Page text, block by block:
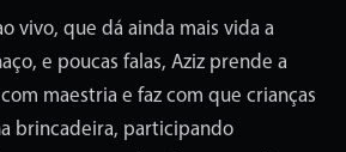
vivo, que dá ainda mais vida a
e poucas falas, Aziz prende a
maestria e faz com que crianças
brincadeira, participando